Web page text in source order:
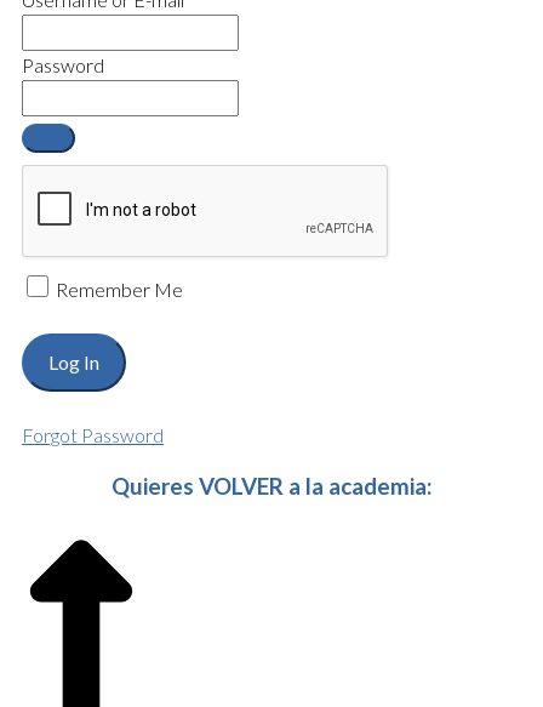
Password
Remember Me
Forgot Password
Quieres VOLVER a la academia: